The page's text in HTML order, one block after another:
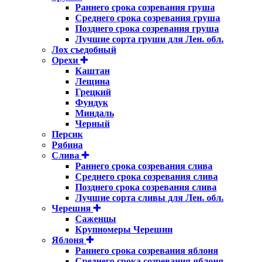
Раннего срока созревания груша
Среднего срока созревания груша
Позднего срока созревания груша
Лучшие сорта груши для Лен. обл.
Лох съедобный
Орехи
Каштан
Лещина
Грецкий
Фундук
Миндаль
Черный
Персик
Рябина
Слива
Раннего срока созревания слива
Среднего срока созревания слива
Позднего срока созревания слива
Лучшие сорта сливы для Лен. обл.
Черешня
Саженцы
Крупномеры Черешни
Яблоня
Раннего срока созревания яблоня